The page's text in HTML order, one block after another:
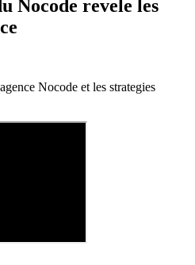
Nocode revele les
Nocode et les strategies